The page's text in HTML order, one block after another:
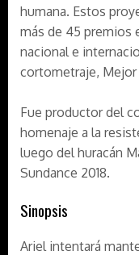
humana. Estos
más de 45 premios
nacional e
cortometraje,
Fue productor del
homenaje a la
luego del huracán
Sundance 2018.
Sinopsis
Ariel intentará